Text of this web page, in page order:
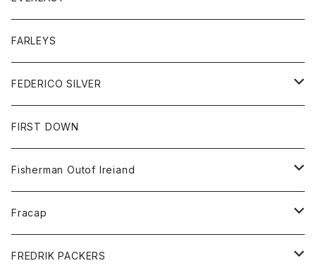
シャツ
セーター
ボトム
ショートパンツ
パンツ
レディース
コート
ジャケット
トップス
ジャケット
スエットシャツ
ボトム
スエットパンツ
グッズ
帽子
FARLEYS
FEDERICO SILVER
アクセサリー
FIRST DOWN
Fisherman Outof Ireiand
ニット
Fracap
グッズ
FREDRIK PACKERS